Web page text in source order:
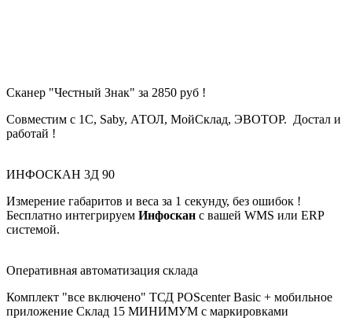
Сканер "Честный Знак" за 2850 руб !
Совместим с 1С, Saby, АТОЛ, МойСклад, ЭВОТОР. Достал и
работай !
ИНФОСКАН 3Д 90
Измерение габаритов и веса за 1 секунду, без ошибок !
Бесплатно интегрируем Инфоскан с вашей WMS или ERP
системой.
Оперативная автоматизация склада
Комплект "все включено" ТСД POScenter Basic + мобильное
приложение Склад 15 МИНИМУМ с маркировками